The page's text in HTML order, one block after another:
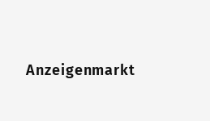
Anzeigenmarkt